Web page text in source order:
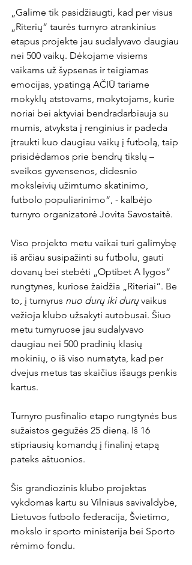
„Galime tik pasidžiaugti, kad per visus
„Riterių“ taurės turnyro atrankinius
etapus projekte jau sudalyvavo daugiau
nei 500 vaikų. Dėkojame visiems
vaikams už šypsenas ir teigiamas
emocijas, ypatingą AČIŪ tariame
mokyklų atstovams, mokytojams, kurie
noriai bei aktyviai bendradarbiauja su
mumis, atvyksta į renginius ir padeda
įtraukti kuo daugiau vaikų į futbolą, taip
prisidėdamos prie bendrų tikslų –
sveikos gyvensenos, didesnio
moksleivių užimtumo skatinimo,
futbolo populiarinimo“, - kalbėjo
turnyro organizatorė Jovita Savostaitė.
Viso projekto metu vaikai turi galimybę
iš arčiau susipažinti su futbolu, gauti
dovanų bei stebėti „Optibet A lygos“
rungtynes, kuriose žaidžia „Riteriai“. Be
to, į turnyrus nuo durų iki durų vaikus
vežioja klubo užsakyti autobusai. Šiuo
metu turnyruose jau sudalyvavo
daugiau nei 500 pradinių klasių
mokinių, o iš viso numatyta, kad per
dvejus metus tas skaičius išaugs penkis
kartus.
Turnyro pusfinalio etapo rungtynės bus
sužaistos gegužės 25 dieną. Iš 16
stipriausių komandų į finalinį etapą
pateks aštuonios.
Šis grandiozinis klubo projektas
vykdomas kartu su Vilniaus savivaldybe,
Lietuvos futbolo federacija, Švietimo,
mokslo ir sporto ministerija bei Sporto
rėmimo fondu.